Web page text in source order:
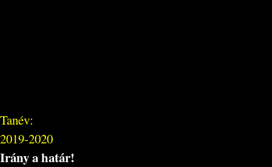
Tanév:
2019-2020
Irány a határ!